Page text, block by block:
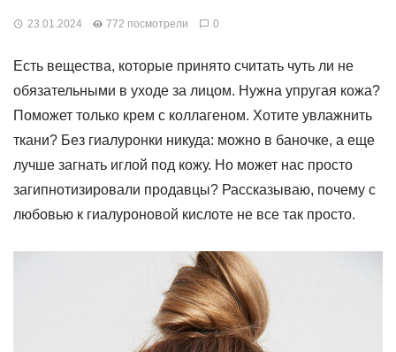
23.01.2024 772 посмотрели 0
Есть вещества, которые принято считать чуть ли не
обязательными в уходе за лицом. Нужна упругая кожа?
Поможет только крем с коллагеном. Хотите увлажнить
ткани? Без гиалуронки никуда: можно в баночке, а еще
лучше загнать иглой под кожу. Но может нас просто
загипнотизировали продавцы? Рассказываю, почему с
любовью к гиалуроновой кислоте не все так просто.